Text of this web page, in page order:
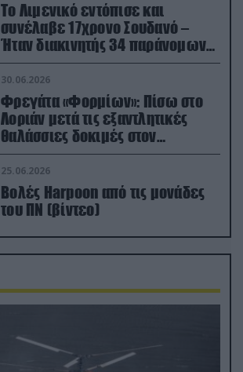
Το Λιμενικό εντόπισε και
συνέλαβε 17χρονο Σουδανό –
Ήταν διακινητής 34 παράνομων
μεταναστών
30.06.2026
Φρεγάτα «Φορμίων»: Πίσω στο
Λοριάν μετά τις εξαντλητικές
θαλάσσιες δοκιμές στον
απαιτητικό Βισκαϊκό
25.06.2026
Βολές Harpoon από τις μονάδες
του ΠΝ (βίντεο)